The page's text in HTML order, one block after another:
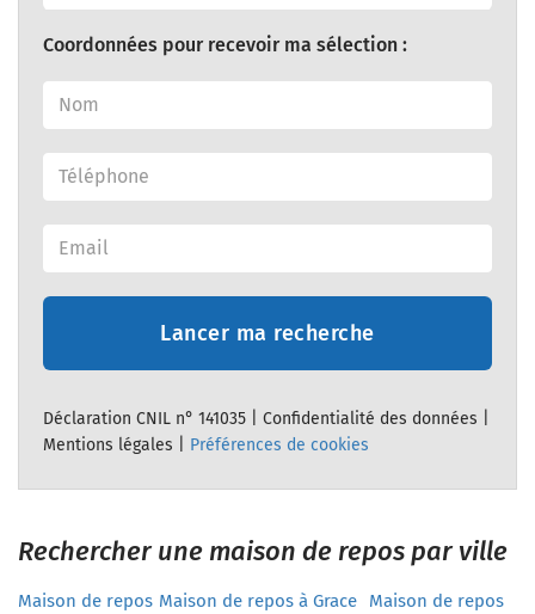
Coordonnées pour recevoir ma sélection :
Lancer ma recherche
Déclaration CNIL n° 141035 | Confidentialité des données
Mentions légales
Préférences de cookies
Rechercher une maison de repos par ville
Maison de repos Maison de repos à Grace
Maison de repos